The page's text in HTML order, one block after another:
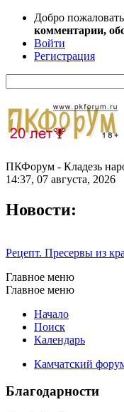
Добро
комментарии,
Войти
Регистрация
ПКФорум - Кладезь
14:37, 07 августа, 2026
Новости:
Рецепт. Пресервы из
Главное меню
Главное меню
Начало
Поиск
Календарь
Камчатский
Благодарности